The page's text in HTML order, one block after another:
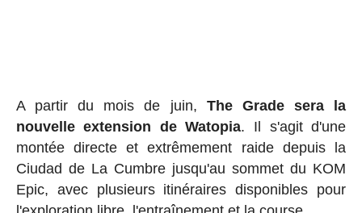
A partir du mois de juin, The Grade sera la
nouvelle extension de Watopia. Il s'agit d'une
montée directe et extrêmement raide depuis la
Ciudad de La Cumbre jusqu'au sommet du KOM
Epic, avec plusieurs itinéraires disponibles pour